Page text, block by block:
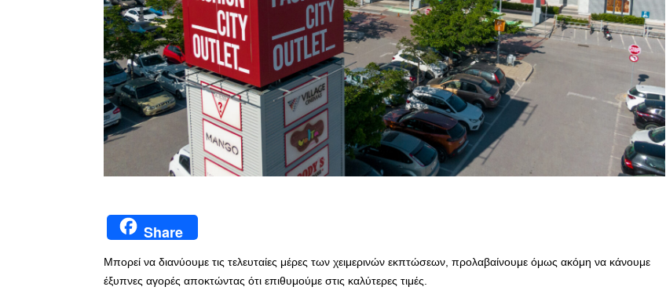
Share
Μπορεί να διανύουμε τις τελευταίες μέρες των χειμερινών εκπτώσεων, προλαβαίνουμε όμως ακόμη να κάνουμε
έξυπνες αγορές αποκτώντας ότι επιθυμούμε στις καλύτερες τιμές.